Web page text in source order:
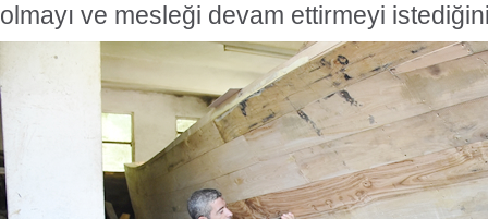
olmayı ve mesleği devam ettirmeyi